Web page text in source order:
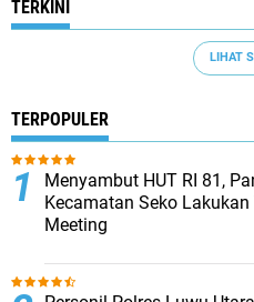
TERKINI
LIHAT
TERPOPULER
Menyambut HUT RI 81,
Kecamatan Seko Lakukan
Meeting